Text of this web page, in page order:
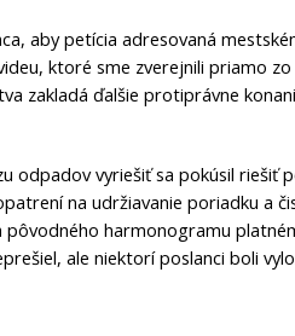
aby petícia adresovaná
ktoré sme zverejnili priamo zo
zakladá ďalšie protiprávne
odpadov vyriešiť sa pokúsil riešiť
na udržiavanie poriadku a
pôvodného harmonogramu
ale niektorí poslanci boli